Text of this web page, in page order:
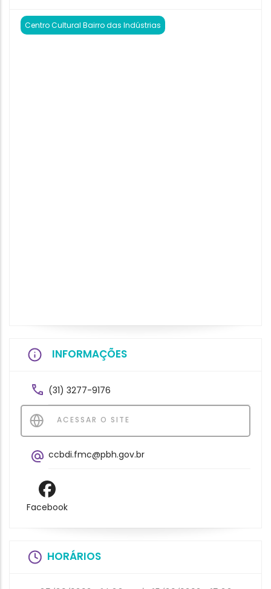
Centro Cultural Bairro das Indústrias
INFORMAÇÕES
(31) 3277-9176
ACESSAR O SITE
ccbdi.fmc@pbh.gov.br
Facebook
HORÁRIOS